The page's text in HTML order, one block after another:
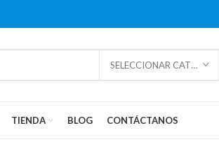
SELECCIONAR CATEGORÍAS
TIENDA BLOG CONTÁCTANOS